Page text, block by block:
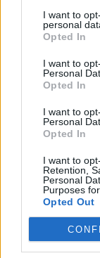
I want to
personal
Opted In
I want to
Personal
Opted In
I want to
Personal
Opted In
I want to
Retention,
Personal
Purposes
Opted Out
Κόσμος
Τι σημαίνει
06.02.26
Η «άτυπη»
πυρηνικά
χωρίς έλεγχο,